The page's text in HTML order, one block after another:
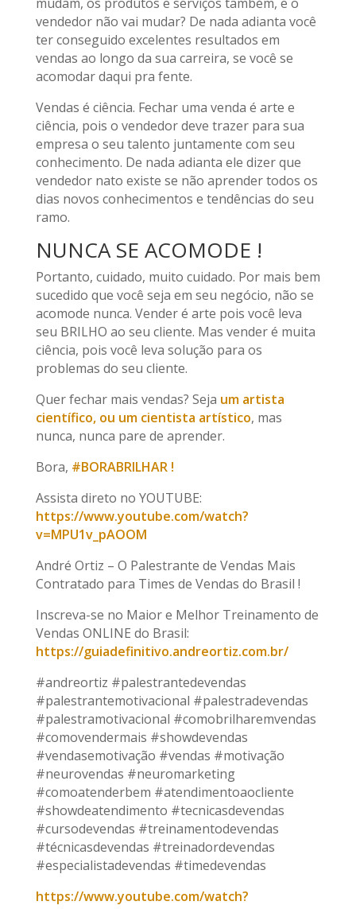
vendedor não vai mudar? De nada adianta você
ter conseguido excelentes resultados em
vendas ao longo da sua carreira, se você se
acomodar daqui pra fente.
Vendas é ciência. Fechar uma venda é arte e
ciência, pois o vendedor deve trazer para sua
empresa o seu talento juntamente com seu
conhecimento. De nada adianta ele dizer que
vendedor nato existe se não aprender todos os
dias novos conhecimentos e tendências do seu
ramo.
NUNCA SE ACOMODE !
Portanto, cuidado, muito cuidado. Por mais bem
sucedido que você seja em seu negócio, não se
acomode nunca. Vender é arte pois você leva
seu BRILHO ao seu cliente. Mas vender é muita
ciência, pois você leva solução para os
problemas do seu cliente.
Quer fechar mais vendas? Seja um artista
científico, ou um cientista artístico, mas
nunca, nunca pare de aprender.
Bora, #BORABRILHAR !
Assista direto no YOUTUBE:
https://www.youtube.com/watch?
v=MPU1v_pAOOM
André Ortiz – O Palestrante de Vendas Mais
Contratado para Times de Vendas do Brasil !
Inscreva-se no Maior e Melhor Treinamento de
Vendas ONLINE do Brasil:
https://guiadefinitivo.andreortiz.com.br/
#andreortiz #palestrantedevendas
#palestrantemotivacional #palestradevendas
#palestramotivacional #comobrilharemvendas
#comovendermais #showdevendas
#vendasemotivação #vendas #motivação
#neurovendas #neuromarketing
#comoatenderbem #atendimentoaocliente
#showdeatendimento #tecnicasdevendas
#cursodevendas #treinamentodevendas
#técnicasdevendas #treinadordevendas
#especialistadevendas #timedevendas
https://www.youtube.com/watch?